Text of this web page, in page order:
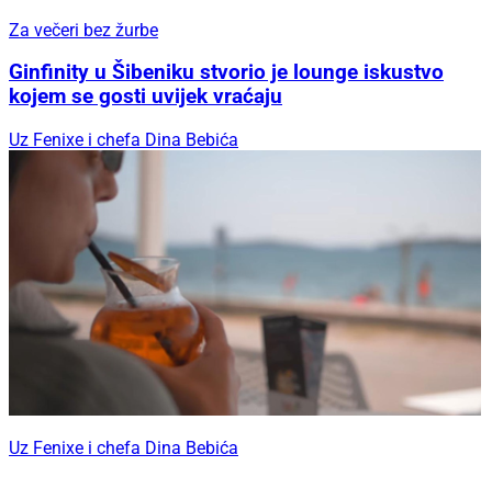
Za večeri bez žurbe
Ginfinity u Šibeniku stvorio je lounge iskustvo
kojem se gosti uvijek vraćaju
Uz Fenixe i chefa Dina Bebića
Uz Fenixe i chefa Dina Bebića